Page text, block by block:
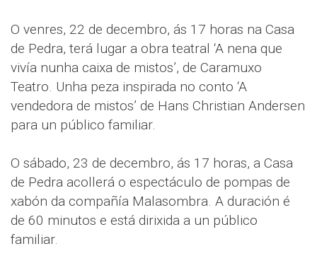
O venres, 22 de decembro, ás 17 horas na Casa
de Pedra, terá lugar a obra teatral ‘A nena que
vivía nunha caixa de mistos’, de Caramuxo
Teatro. Unha peza inspirada no conto ‘A
vendedora de mistos’ de Hans Christian Andersen
para un público familiar.
O sábado, 23 de decembro, ás 17 horas, a Casa
de Pedra acollerá o espectáculo de pompas de
xabón da compañía Malasombra. A duración é
de 60 minutos e está dirixida a un público
familiar.